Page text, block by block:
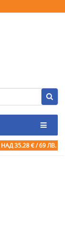
НАД 35.28 € / 69 ЛВ.